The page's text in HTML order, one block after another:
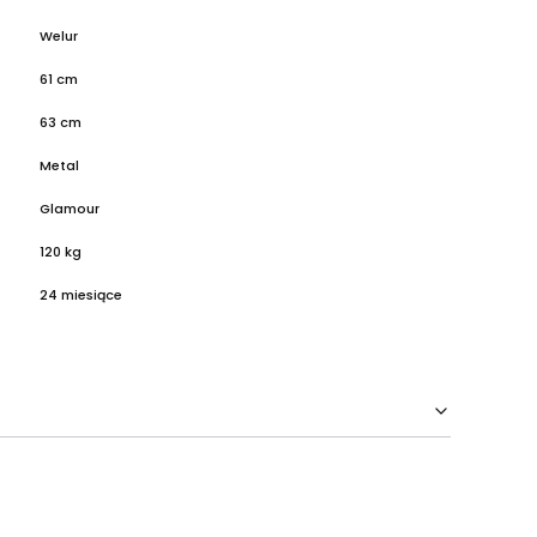
Welur
61 cm
63 cm
Metal
Glamour
120 kg
24 miesiące